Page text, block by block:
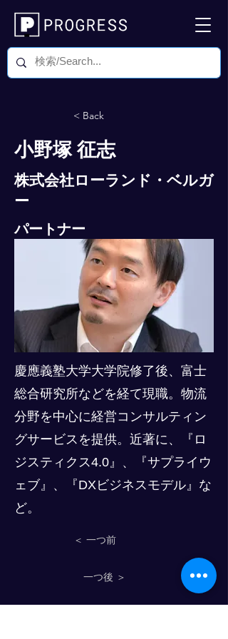
< Back
小野塚 征志
株式会社ローランド・ベルガ
ー
パートナー
慶應義塾大学大学院修了後、富士
総合研究所などを経て現職。物流
分野を中心に経営コンサルティン
グサービスを提供。近著に、『ロ
ジスティクス4.0』、『サプライウ
ェブ』、『DXビジネスモデル』な
ど。
＜ 一つ前
一つ後 ＞